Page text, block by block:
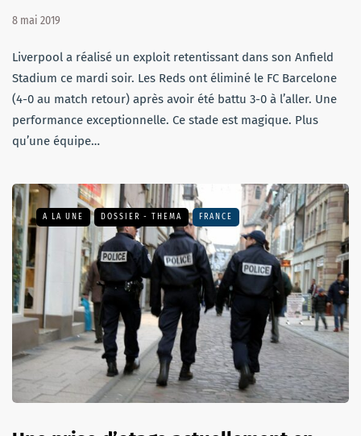
8 mai 2019
Liverpool a réalisé un exploit retentissant dans son Anfield
Stadium ce mardi soir. Les Reds ont éliminé le FC Barcelone
(4-0 au match retour) après avoir été battu 3-0 à l’aller. Une
performance exceptionnelle. Ce stade est magique. Plus
qu’une équipe…
A LA UNE DOSSIER - THEMA FRANCE